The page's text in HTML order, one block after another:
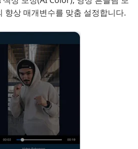
향상 매개변수를 맞춤 설정합니다.